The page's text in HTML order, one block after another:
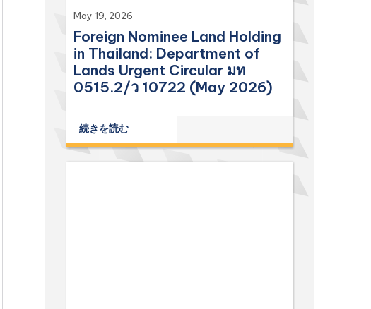
May 19, 2026
Foreign Nominee Land Holding
in Thailand: Department of
Lands Urgent Circular มท
0515.2/ว 10722 (May 2026)
続きを読む